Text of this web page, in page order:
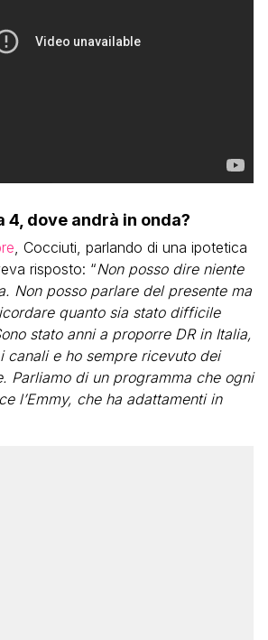
4, dove andrà in onda?
, Cocciuti, parlando di una ipotetica
risposto: “Non posso dire niente
Non posso parlare del presente ma
quanto sia stato difficile
stato anni a proporre DR in Italia,
canali e ho sempre ricevuto dei
Parliamo di un programma che ogni
l’Emmy, che ha adattamenti in